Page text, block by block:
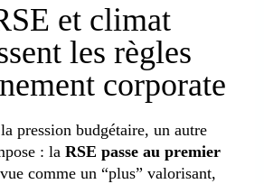
et climat
les règles
corporate
pression budgétaire, un autre
: la RSE passe au premier
comme un “plus” valorisant,